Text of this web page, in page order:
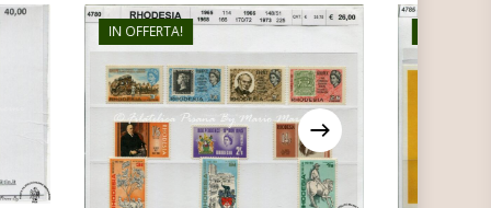
IN OFFERTA!
€26,00
€18,00